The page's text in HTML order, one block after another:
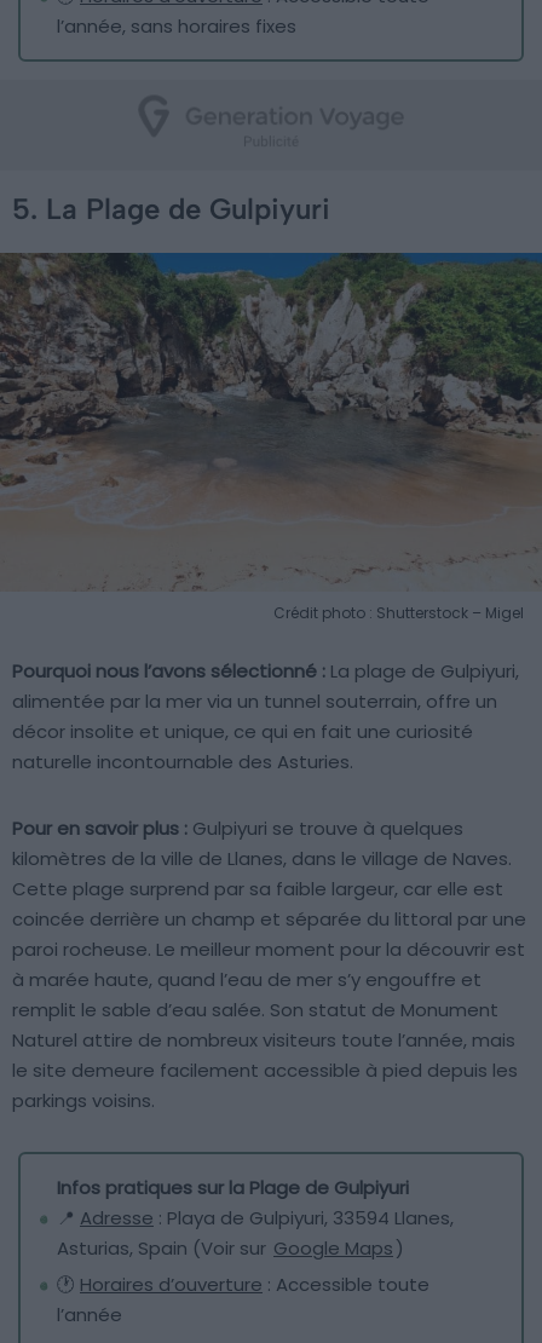
l’année, sans horaires fixes
5. La Plage de Gulpiyuri
Crédit photo : Shutterstock – Migel
Pourquoi nous l’avons sélectionné : La plage de Gulpiyuri,
alimentée par la mer via un tunnel souterrain, offre un
décor insolite et unique, ce qui en fait une curiosité
naturelle incontournable des Asturies.
Pour en savoir plus : Gulpiyuri se trouve à quelques
kilomètres de la ville de Llanes, dans le village de Naves.
Cette plage surprend par sa faible largeur, car elle est
coincée derrière un champ et séparée du littoral par une
paroi rocheuse. Le meilleur moment pour la découvrir est
à marée haute, quand l’eau de mer s’y engouffre et
remplit le sable d’eau salée. Son statut de Monument
Naturel attire de nombreux visiteurs toute l’année, mais
le site demeure facilement accessible à pied depuis les
parkings voisins.
Infos pratiques sur la Plage de Gulpiyuri
📍 Adresse : Playa de Gulpiyuri, 33594 Llanes,
Asturias, Spain (Voir sur Google Maps)
🕐 Horaires d’ouverture : Accessible toute
l’année